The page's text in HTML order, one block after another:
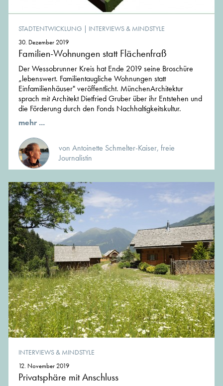
STADTENTWICKLUNG | INTERVIEWS & MINDSTYLE
30. Dezember 2019
Familien-Wohnungen statt Flächenfraß
Der Wessobrunner Kreis hat Ende 2019 seine Broschüre
„lebenswert. Familientaugliche Wohnungen statt
Einfamilienhäuser" veröffentlicht. MünchenArchitektur
sprach mit Architekt Dietfried Gruber über ihr Entstehen und
die Förderung durch den Fonds Nachhaltigkeitskultur.
mehr ...
von Antoinette Schmelter-Kaiser, freie
Journalistin
INTERVIEWS & MINDSTYLE
12. November 2019
Privatsphäre mit Anschluss